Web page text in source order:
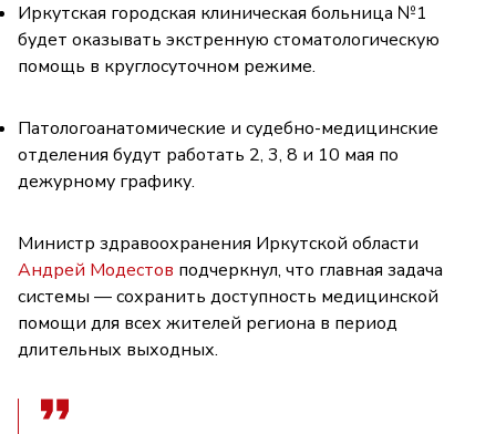
Иркутская городская клиническая больница №1
будет оказывать экстренную стоматологическую
помощь в круглосуточном режиме.
Патологоанатомические и судебно-медицинские
отделения будут работать 2, 3, 8 и 10 мая по
дежурному графику.
Министр здравоохранения Иркутской области
Андрей Модестов подчеркнул, что главная задача
системы — сохранить доступность медицинской
помощи для всех жителей региона в период
длительных выходных.